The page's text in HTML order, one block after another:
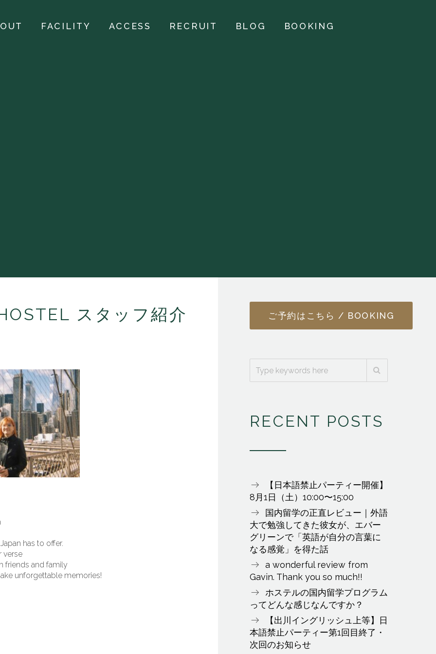
FACILITY ACCESS RECRUIT BLOG BOOKING
スタッフ紹介
has to offer.
verse
friends and family
unforgettable memories!
ご予約はこちら / BOOKING
RECENT POSTS
【日本語禁止パーティー開催】
8月1日（土）10:00〜15:00
国内留学の正直レビュー｜外語
大で勉強してきた彼女が、エバー
グリーンで「英語が自分の言葉に
なる感覚」を得た話
a wonderful review from
Gavin. Thank you so much!!
ホステルの国内留学プログラム
ってどんな感じなんですか？
【出川イングリッシュ上等】日
本語禁止パーティー第1回目終了・
次回のお知らせ